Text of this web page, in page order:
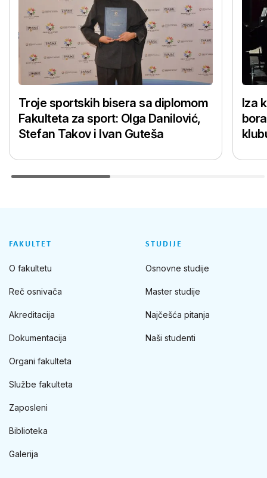
Troje sportskih bisera sa diplomom
Fakulteta za sport: Olga Danilović,
Stefan Takov i Ivan Guteša
Iza
FAKULTET
O fakultetu
Reč osnivača
Akreditacija
Dokumentacija
Organi fakulteta
Službe fakulteta
Zaposleni
Biblioteka
Galerija
STUDIJE
Osnovne studije
Master studije
Najčešća pitanja
Naši studenti